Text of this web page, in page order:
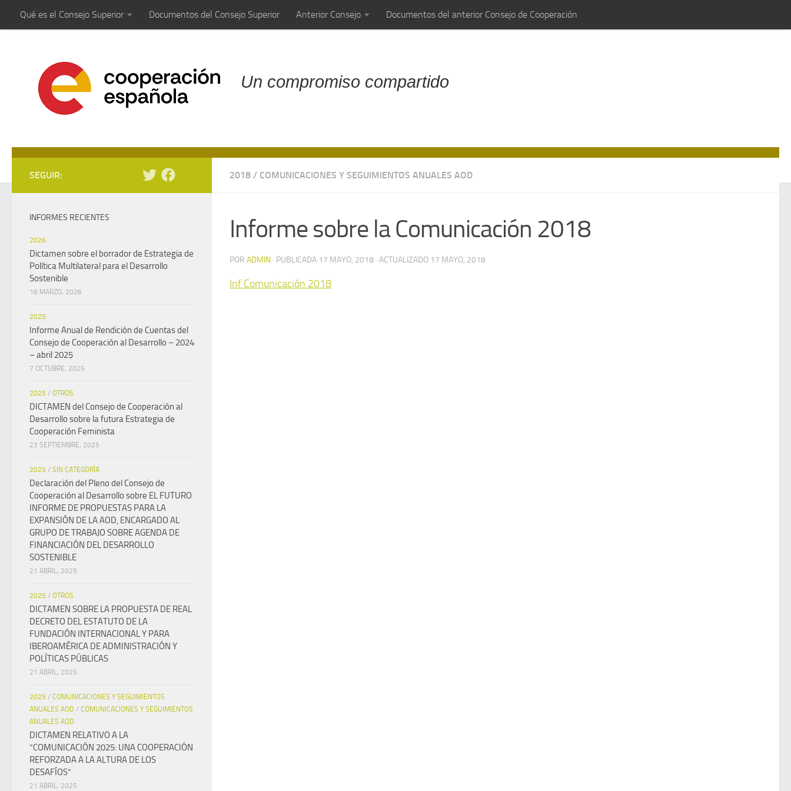
Saltar al contenido
Qué es el Consejo Superior Documentos del Consejo Superior Anterior Consejo Documentos del anterior Consejo de Cooperación
Un compromiso compartido
2018 / COMUNICACIONES Y SEGUIMIENTOS ANUALES AOD
Informe sobre la Comunicación 2018
POR ADMIN · PUBLICADA 17 MAYO, 2018 · ACTUALIZADO 17 MAYO, 2018
Inf Comunicación 2018
SEGUIR:
INFORMES RECIENTES
2026
Dictamen sobre el borrador de Estrategia de
Política Multilateral para el Desarrollo
Sostenible
16 MARZO, 2026
2025
Informe Anual de Rendición de Cuentas del
Consejo de Cooperación al Desarrollo – 2024
– abril 2025
7 OCTUBRE, 2025
2025 / OTROS
DICTAMEN del Consejo de Cooperación al
Desarrollo sobre la futura Estrategia de
Cooperación Feminista
23 SEPTIEMBRE, 2025
2025 / SIN CATEGORÍA
Declaración del Pleno del Consejo de
Cooperación al Desarrollo sobre EL FUTURO
INFORME DE PROPUESTAS PARA LA
EXPANSIÓN DE LA AOD, ENCARGADO AL
GRUPO DE TRABAJO SOBRE AGENDA DE
FINANCIACIÓN DEL DESARROLLO
SOSTENIBLE
21 ABRIL, 2025
2025 / OTROS
DICTAMEN SOBRE LA PROPUESTA DE REAL
DECRETO DEL ESTATUTO DE LA
FUNDACIÓN INTERNACIONAL Y PARA
IBEROAMÉRICA DE ADMINISTRACIÓN Y
POLÍTICAS PÚBLICAS
21 ABRIL, 2025
2025 / COMUNICACIONES Y SEGUIMIENTOS
ANUALES AOD / COMUNICACIONES Y SEGUIMIENTOS
ANUALES AOD
DICTAMEN RELATIVO A LA
“COMUNICACIÓN 2025: UNA COOPERACIÓN
REFORZADA A LA ALTURA DE LOS
DESAFÍOS”
21 ABRIL, 2025